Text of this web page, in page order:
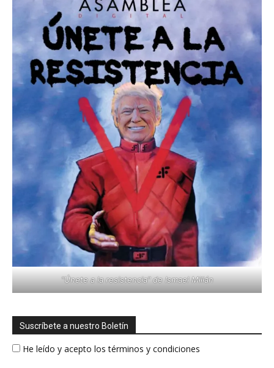
"Únete a la resistencia" de Ismael Millán
Suscríbete a nuestro Boletín
He leído y acepto los términos y condiciones